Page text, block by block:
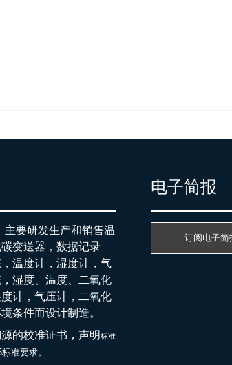
主要研发生产和销售温
变送器，数据记录
温度计，湿度计，气
湿度、温度、二氧化
计，气压计，二氧化
条件而设计制造。
的校准证书，声明标准
准要求。
电子简报
订阅电子简